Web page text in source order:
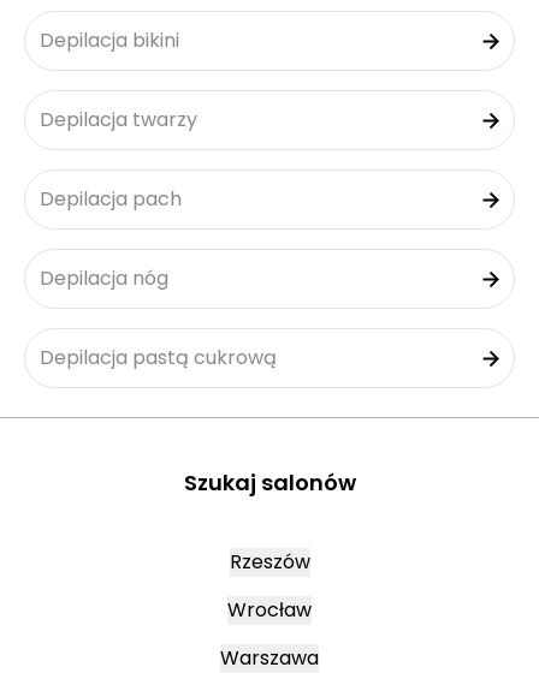
Depilacja bikini
Depilacja twarzy
Depilacja pach
Depilacja nóg
Depilacja pastą cukrową
Szukaj salonów
Rzeszów
Wrocław
Warszawa